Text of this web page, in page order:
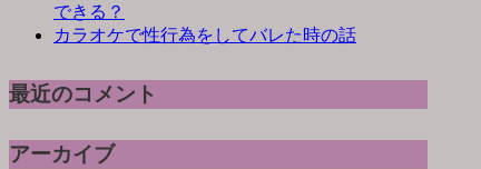
できる？
カラオケで性行為をしてバレた時の話
最近のコメント
アーカイブ